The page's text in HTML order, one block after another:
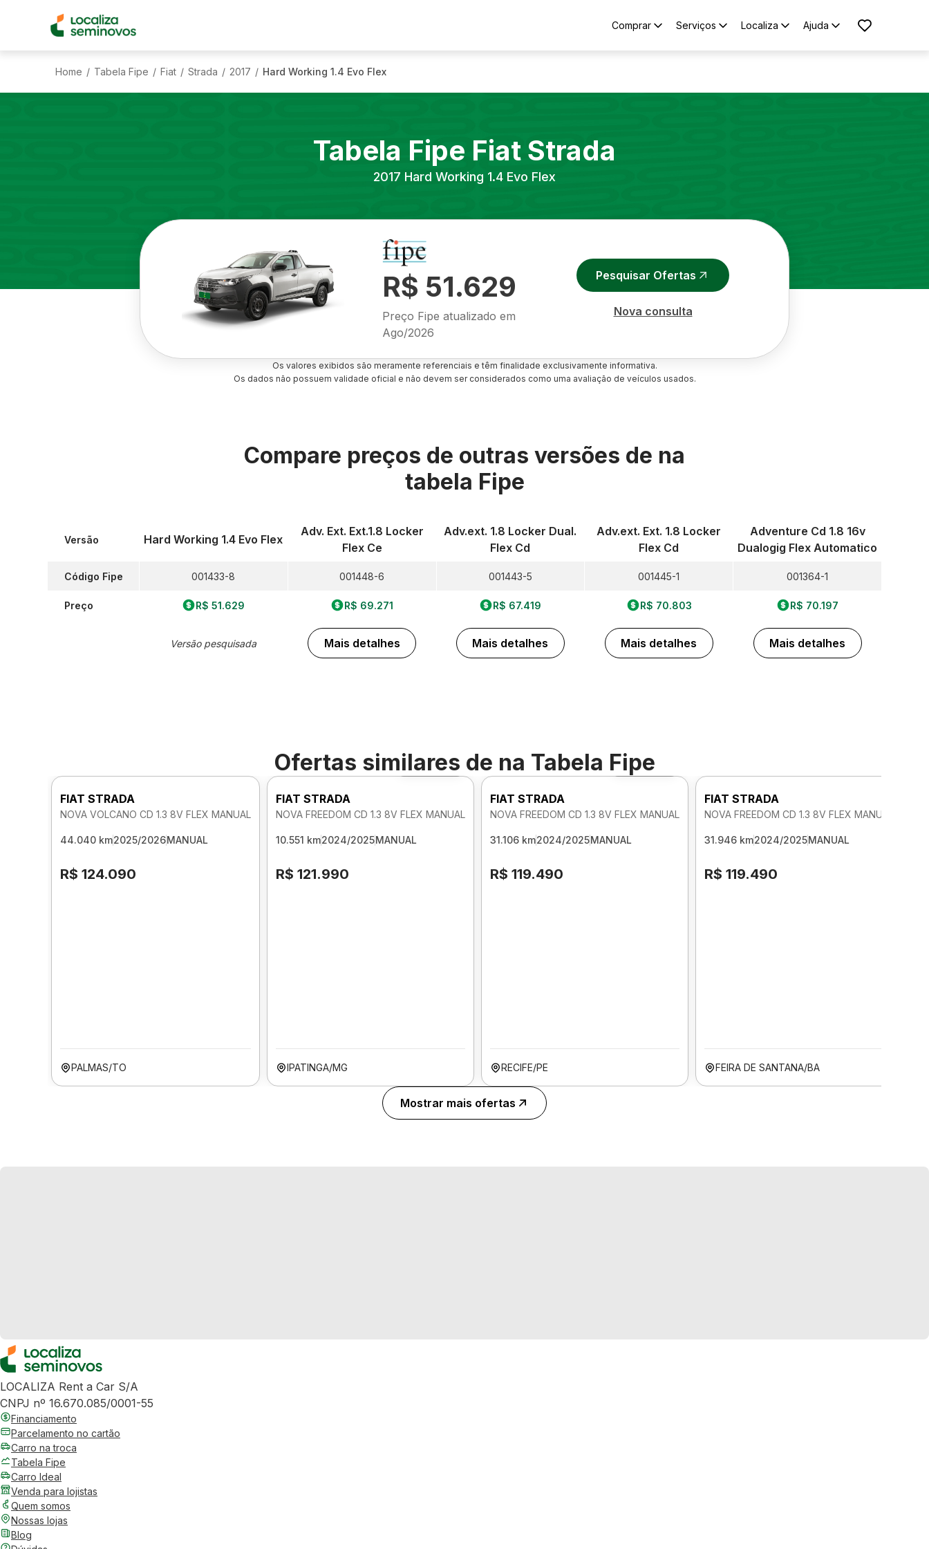
Comprar Serviços Localiza Ajuda
Home / Tabela Fipe / Fiat / Strada / 2017 / Hard Working 1.4 Evo Flex
Tabela Fipe Fiat Strada
2017 Hard Working 1.4 Evo Flex
R$ 51.629
Preço Fipe atualizado em
Ago/2026
Pesquisar Ofertas
Nova consulta
Os valores exibidos são meramente referenciais e têm finalidade exclusivamente informativa.
Os dados não possuem validade oficial e não devem ser considerados como uma avaliação de veículos usados.
Compare preços de outras versões de na
tabela Fipe
Versão
Código Fipe
Preço
Hard Working 1.4 Evo Flex
001433-8
R$ 51.629
Versão pesquisada
Adv. Ext. Ext.1.8 Locker
Flex Ce
001448-6
R$ 69.271
Mais detalhes
Adv.ext. 1.8 Locker Dual.
Flex Cd
001443-5
R$ 67.419
Mais detalhes
Adv.ext. Ext. 1.8 Locker
Flex Cd
001445-1
R$ 70.803
Mais detalhes
Adventure Cd 1.8 16v
Dualogig Flex Automatico
001364-1
R$ 70.197
Mais detalhes
Ofertas similares de na Tabela Fipe
FIAT STRADA
NOVA VOLCANO CD 1.3 8V FLEX MANUAL
44.040 km2025/2026MANUAL
R$ 124.090
PALMAS/TO
Foto 360º
FIAT STRADA
NOVA FREEDOM CD 1.3 8V FLEX MANUAL
10.551 km2024/2025MANUAL
R$ 121.990
IPATINGA/MG
Foto 360º
FIAT STRADA
NOVA FREEDOM CD 1.3 8V FLEX MANUAL
31.106 km2024/2025MANUAL
R$ 119.490
RECIFE/PE
FIAT STRADA
NOVA FREEDOM CD 1.3 8V FLEX MANUAL
31.946 km2024/2025MANUAL
R$ 119.490
FEIRA DE SANTANA/BA
Mostrar mais ofertas
LOCALIZA Rent a Car S/A
CNPJ nº 16.670.085/0001-55
Financiamento
Parcelamento no cartão
Carro na troca
Tabela Fipe
Carro Ideal
Venda para lojistas
Quem somos
Nossas lojas
Blog